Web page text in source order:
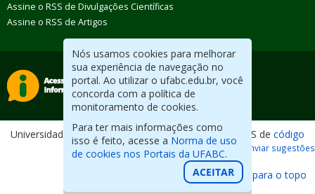
Nós usamos cookies para melhorar
sua experiência de navegação no
portal. Ao utilizar o ufabc.edu.br, você
concorda com a política de
monitoramento de cookies.
Para ter mais informações como
isso é feito, acesse a Norma de uso
de cookies nos Portais da UFABC.
ACEITAR
Assine o RSS de Divulgações Científicas
Assine o RSS de Artigos
Universidade Federal do ABC. Desenvolvido com CMS de código
aberto. Reportar erros / Enviar sugestões
Voltar para o topo